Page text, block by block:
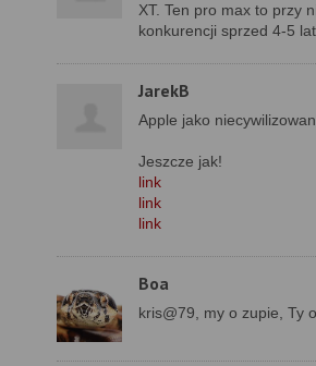
XT. Ten pro max to przy
konkurencji sprzed 4-5
JarekB
Apple jako
Jeszcze jak!
link
link
link
Boa
kris@79, my o zupie, Ty